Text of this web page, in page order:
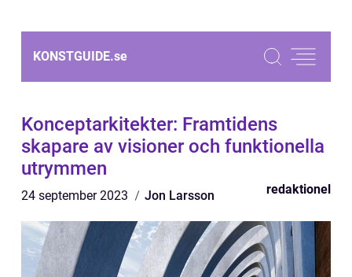
KONSTGUIDE.se
Konceptarkitekter: Framtidens
skapare av visioner och funktionella
utrymmen
24 september 2023 Jon Larsson redaktionel